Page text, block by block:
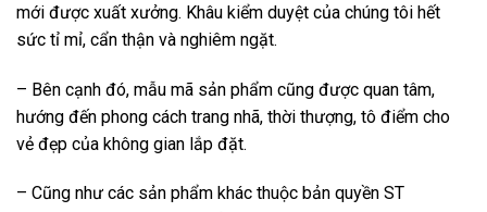
mới được xuất xưởng. Khâu kiểm duyệt của chúng tôi hết
sức tỉ mỉ, cẩn thận và nghiêm ngặt.
– Bên cạnh đó, mẫu mã sản phẩm cũng được quan tâm,
hướng đến phong cách trang nhã, thời thượng, tô điểm cho
vẻ đẹp của không gian lắp đặt.
– Cũng như các sản phẩm khác thuộc bản quyền ST